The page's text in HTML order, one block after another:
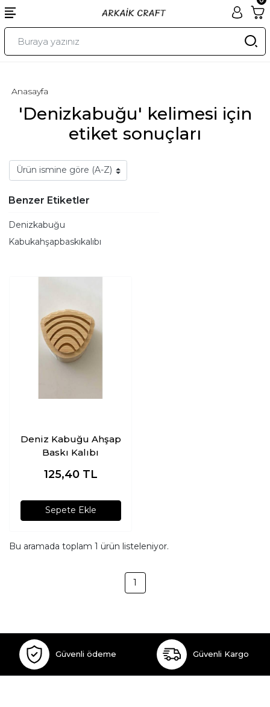
'Denizkabuğu' kelimesi için
etiket sonuçları
Anasayfa
Benzer Etiketler
Denizkabuğu
Kabukahşapbaskıkalıbı
Deniz Kabuğu Ahşap
Baskı Kalıbı
125,40 TL
Sepete Ekle
Bu aramada toplam 1 ürün listeleniyor.
1
Güvenli ödeme Güvenli Kargo